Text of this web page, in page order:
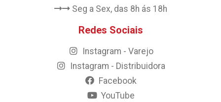
Seg a Sex, das 8h ás 18h
Redes Sociais
Instagram - Varejo
Instagram - Distribuidora
Facebook
YouTube